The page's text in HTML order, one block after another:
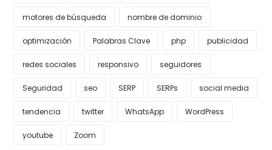
motores de búsqueda nombre de dominio
optimización Palabras Clave php publicidad
redes sociales responsivo seguidores
Seguridad seo SERP SERPs social media
tendencia twitter WhatsApp WordPress
youtube Zoom